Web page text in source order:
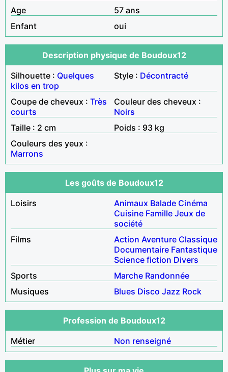
Age
57 ans
Enfant
oui
Description physique de Boudoux12
Silhouette : Quelques
kilos en trop
Style : Décontracté
Coupe de cheveux : Très
courts
Couleur des cheveux :
Noirs
Taille : 2 cm
Poids : 93 kg
Couleurs des yeux :
Marrons
Les goûts de Boudoux12
Loisirs
Animaux Balade Cinéma
Cuisine Famille Jeux de
société
Films
Action Aventure Classique
Documentaire Fantastique
Science fiction Divers
Sports
Marche Randonnée
Musiques
Blues Disco Jazz Rock
Profession de Boudoux12
Métier
Non renseigné